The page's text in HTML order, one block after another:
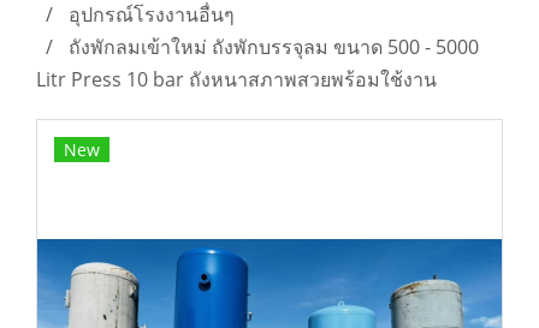
อุปกรณ์โรงงานอื่นๆ
ถังพักลมเข้าใหม่ ถังพักบรรจุลม ขนาด 500 - 5000
Litr Press 10 bar ถังหนาสภาพสวยพร้อมใช้งาน
New